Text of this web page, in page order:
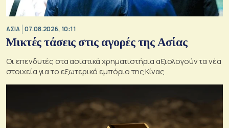
ΑΣΙΑ 07.08.2026, 10:11
Μικτές τάσεις στις αγορές της Ασίας
Οι επενδυτές στα ασιατικά χρηματιστήρια αξιολογούν τα νέα
στοιχεία για το εξωτερικό εμπόριο της Κίνας